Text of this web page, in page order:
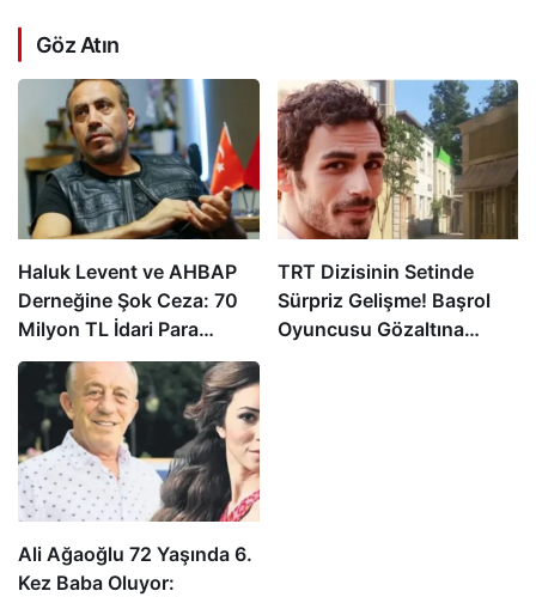
Göz Atın
Haluk Levent ve AHBAP
Derneğine Şok Ceza: 70
Milyon TL İdari Para
Cezası Kesildi!
TRT Dizisinin Setinde
Sürpriz Gelişme! Başrol
Oyuncusu Gözaltına
Ali Ağaoğlu 72 Yaşında 6.
Kez Baba Oluyor: